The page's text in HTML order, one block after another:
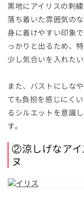
黒地にアイリスの刺
落ち着いた雰囲気の
身に着けやすい印象
っかりと出るため、
少し気合いを入れた
また、バストにしな
ても負担を感じにく
るシルエットを意識
す。
②涼しげなアイ
ヌ